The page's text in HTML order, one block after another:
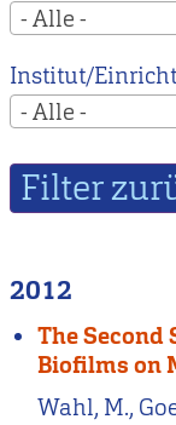
- Alle -
Institut/
- Alle -
2012
The Second
Biofilms on
Wahl, M.,